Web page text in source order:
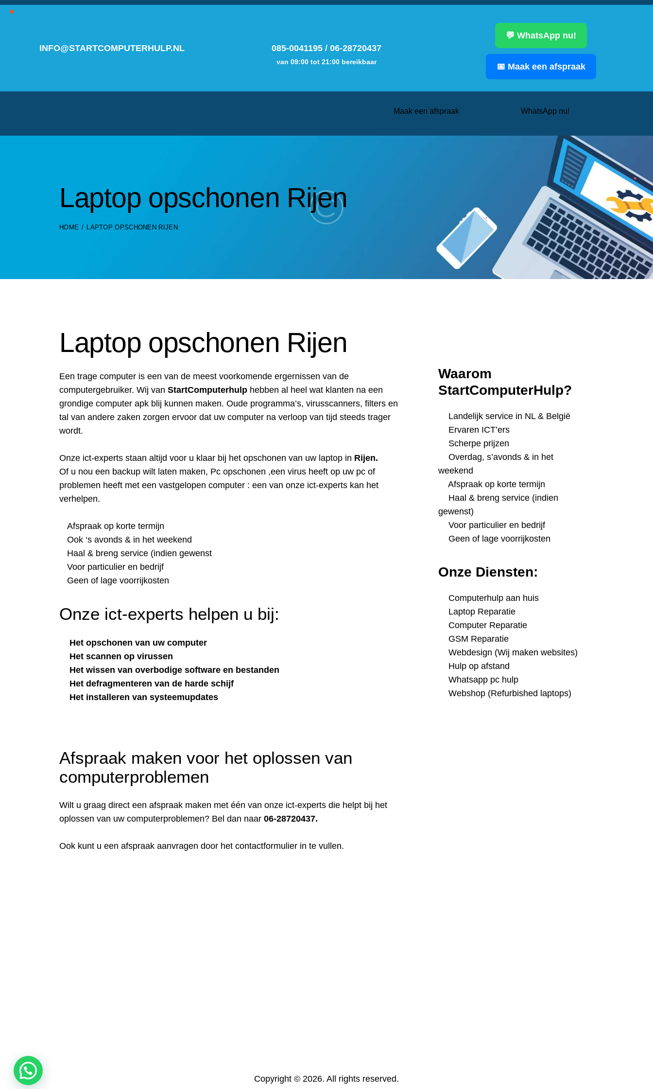
INFO@STARTCOMPUTERHULP.NL 085-0041195/ 06-28720437
van 09:00 tot 21:00 bereikbaar
💬 WhatsApp nu!
📅 Maak een afspraak
Maak een afspraak WhatsApp nu!
Laptop opschonen Rijen
HOME LAPTOP OPSCHONEN RIJEN
Laptop opschonen Rijen
Een trage computer is een van de meest voorkomende ergernissen van de
computergebruiker. Wij van StartComputerhulp hebben al heel wat klanten na een
grondige computer apk blij kunnen maken. Oude programma’s, virusscanners, filters en
tal van andere zaken zorgen ervoor dat uw computer na verloop van tijd steeds trager
wordt.
Onze ict-experts staan altijd voor u klaar bij het opschonen van uw laptop in Rijen.
Of u nou een backup wilt laten maken, Pc opschonen ,een virus heeft op uw pc of
problemen heeft met een vastgelopen computer : een van onze ict-experts kan het
verhelpen.
Afspraak op korte termijn
Ook ‘s avonds & in het weekend
Haal & breng service (indien gewenst
Voor particulier en bedrijf
Geen of lage voorrijkosten
Onze ict-experts helpen u bij:
Het opschonen van uw computer
Het scannen op virussen
Het wissen van overbodige software en bestanden
Het defragmenteren van de harde schijf
Het installeren van systeemupdates
Afspraak maken voor het oplossen van
computerproblemen
Wilt u graag direct een afspraak maken met één van onze ict-experts die helpt bij het
oplossen van uw computerproblemen? Bel dan naar 06-28720437.
Ook kunt u een afspraak aanvragen door het contactformulier in te vullen.
Waarom
StartComputerHulp?
Landelijk service in NL & België
Ervaren ICT’ers
Scherpe prijzen
Overdag, s’avonds & in het
weekend
Afspraak op korte termijn
Haal & breng service (indien
gewenst)
Voor particulier en bedrijf
Geen of lage voorrijkosten
Onze Diensten:
Computerhulp aan huis
Laptop Reparatie
Computer Reparatie
GSM Reparatie
Webdesign (Wij maken websites)
Hulp op afstand
Whatsapp pc hulp
Webshop (Refurbished laptops)
Copyright © 2026. All rights reserved.